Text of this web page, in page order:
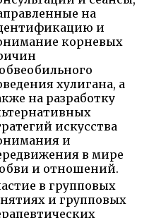
на
и
корневых
хулигана, а
на разработку
искусства
и
в мире
и отношений.
в групповых
и групповых